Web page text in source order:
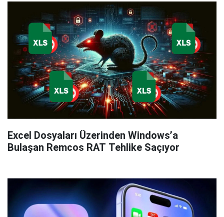
Excel Dosyaları Üzerinden Windows’a
Bulaşan Remcos RAT Tehlike Saçıyor